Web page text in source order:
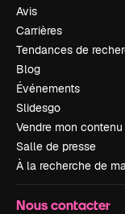
Avis
Carrières
Tendances de
Blog
Événements
Slidesgo
Vendre mon contenu
Salle de presse
À la recherche de
Nous contacter